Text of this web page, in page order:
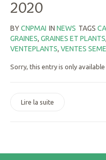
2020
BYCNPMAI IN NEWS TAGS
GRAINES, GRAINES ET PLANTS,
VENTEPLANTS, VENTES
Sorry, this entry is only available
Lire la suite